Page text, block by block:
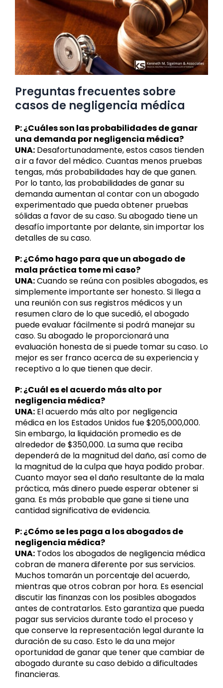
Preguntas frecuentes sobre
casos de negligencia médica
P: ¿Cuáles son las probabilidades de ganar
una demanda por negligencia médica?
UNA: Desafortunadamente, estos casos tienden
a ir a favor del médico. Cuantas menos pruebas
tengas, más probabilidades hay de que ganen.
Por lo tanto, las probabilidades de ganar su
demanda aumentan al contar con un abogado
experimentado que pueda obtener pruebas
sólidas a favor de su caso. Su abogado tiene un
desafío importante por delante, sin importar los
detalles de su caso.
P: ¿Cómo hago para que un abogado de
mala práctica tome mi caso?
UNA:Cuando se reúna con posibles abogados, es
simplemente importante ser honesto. Si llega a
una reunión con sus registros médicos y un
resumen claro de lo que sucedió, el abogado
puede evaluar fácilmente si podrá manejar su
caso. Su abogado le proporcionará una
evaluación honesta de si puede tomar su caso. Lo
mejor es ser franco acerca de su experiencia y
receptivo a lo que tienen que decir.
P: ¿Cuál es el acuerdo más alto por
negligencia médica?
UNA: El acuerdo más alto por negligencia
médica en los Estados Unidos fue $205,000,000.
Sin embargo, la liquidación promedio es de
alrededor de $350,000. La suma que reciba
dependerá de la magnitud del daño, así como de
la magnitud de la culpa que haya podido probar.
Cuanto mayor sea el daño resultante de la mala
práctica, más dinero puede esperar obtener si
gana. Es más probable que gane si tiene una
cantidad significativa de evidencia.
P: ¿Cómo se les paga a los abogados de
negligencia médica?
UNA: Todos los abogados de negligencia médica
cobran de manera diferente por sus servicios.
Muchos tomarán un porcentaje del acuerdo,
mientras que otros cobran por hora. Es esencial
discutir las finanzas con los posibles abogados
antes de contratarlos. Esto garantiza que pueda
pagar sus servicios durante todo el proceso y
que conserve la representación legal durante la
duración de su caso. Esto le da una mejor
oportunidad de ganar que tener que cambiar de
abogado durante su caso debido a dificultades
financieras.